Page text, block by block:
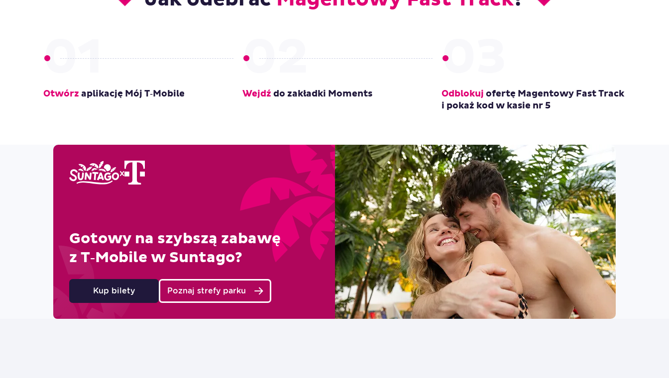
01
Otwórz aplikację Mój T‑Mobile
02
Wejdź do zakładki Moments
03
Odblokuj ofertę Magentowy Fast Track
i pokaż kod w kasie nr 5
x
Gotowy na szybszą zabawę
z T‑Mobile w Suntago?
Kup bilety Poznaj strefy parku